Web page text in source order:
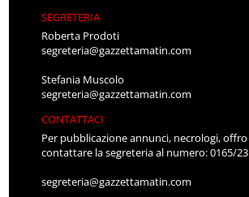
SEGRETERIA
Roberta Prodoti
segreteria@gazzettamatin.com
Stefania Muscolo
segreteria@gazzettamatin.com
CONTATTACI
Per pubblicazione annunci, necrologi,
contattare la segreteria al numero: 0165/
segreteria@gazzettamatin.com